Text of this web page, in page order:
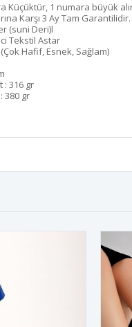
Küçüktür, 1 numara büyük
Karşı 3 Ay Tam Garantilidir.
(suni Deri)l
Tekstil Astar
Hafif, Esnek, Sağlam)
: 316 gr
380 gr